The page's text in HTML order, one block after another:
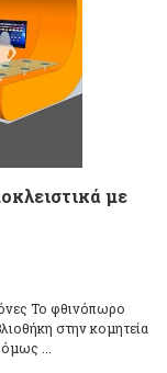
με
Το φθινόπωρο
στην κομητεία
...